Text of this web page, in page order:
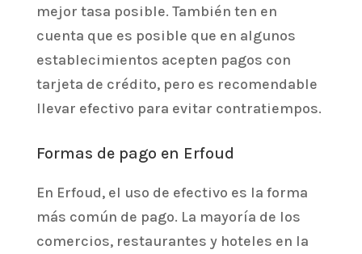
mejor tasa posible. También ten en
cuenta que es posible que en algunos
establecimientos acepten pagos con
tarjeta de crédito, pero es recomendable
llevar efectivo para evitar contratiempos.
Formas de pago en Erfoud
En Erfoud, el uso de efectivo es la forma
más común de pago. La mayoría de los
comercios, restaurantes y hoteles en la